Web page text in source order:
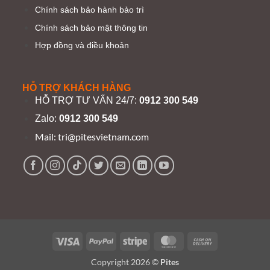
Chính sách bảo hành bảo trì
Chính sách bảo mật thông tin
Hợp đồng và điều khoản
HỖ TRỢ KHÁCH HÀNG
HỖ TRỢ TƯ VẤN 24/7:0912 300 549
Zalo:0912 300 549
Mail:tri@pitesvietnam.com
Visa PayPal Stripe MasterCard
Copyright 2026 © Pites